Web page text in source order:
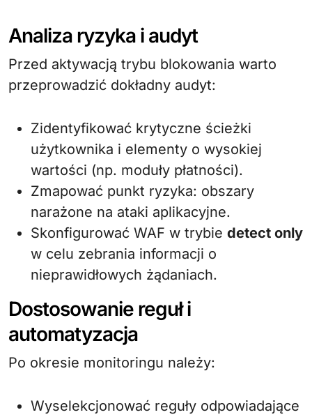
Analiza ryzyka i audyt
Przed aktywacją trybu blokowania warto
przeprowadzić dokładny audyt:
Zidentyfikować krytyczne ścieżki
użytkownika i elementy o wysokiej
wartości (np. moduły płatności).
Zmapować punkt ryzyka: obszary
narażone na ataki aplikacyjne.
Skonfigurować WAF w trybie detect only
w celu zebrania informacji o
nieprawidłowych żądaniach.
Dostosowanie reguł i
automatyzacja
Po okresie monitoringu należy:
Wyselekcjonować reguły odpowiadające